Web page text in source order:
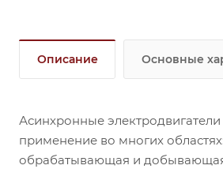
Описание Основные
Асинхронные
применение во многих
обрабатывающая и